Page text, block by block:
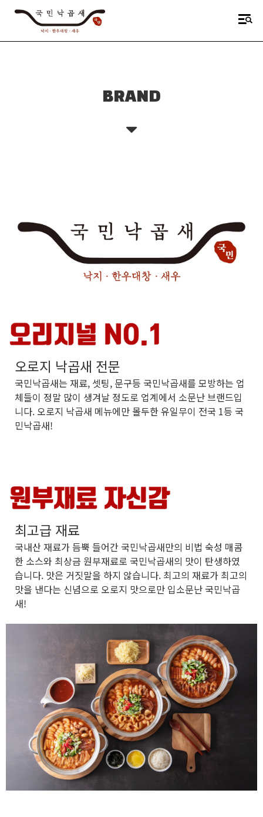
BRAND
오로지 낙곱새 전문
국민낙곱새는 재료, 셋팅, 문구등 국민낙곱새를 모방하는 업
체들이 정말 많이 생겨날 정도로 업계에서 소문난 브랜드입
니다. 오로지 낙곱새 메뉴에만 몰두한 유일무이 전국 1등 국
민낙곱새!
최고급 재료
국내산 재료가 듬뿍 들어간 국민낙곱새만의 비법 숙성 매콤
한 소스와 최상금 원부재료로 국민낙곱새의 맛이 탄생하였
습니다. 맛은 거짓말을 하지 않습니다. 최고의 재료가 최고의
맛을 낸다는 신념으로 오로지 맛으로만 입소문난 국민낙곱
새!